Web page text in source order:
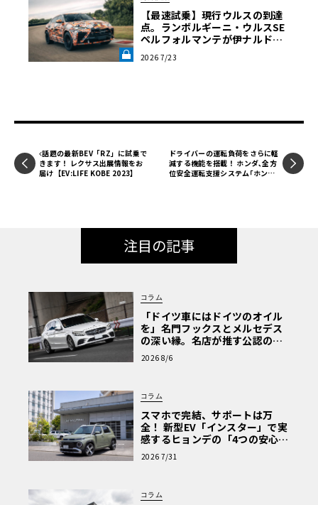
【最速試乗】現行ウルスの到達
点。ランボルギーニ・ウルスSE
ペルフォルマンテが伊ナルドで
《LE VOLANT LAB》
2026 7/23
話題の最新BEV「RZ」に試乗で
きます！ レクサス出展情報をお
届け【EV:LIFE KOBE 2023】
ドライバーの運転負荷をさらに軽
減する機能を搭載！ ホンダ､全方
位安全運転支援システム｢ホンダ
注目の記事
コラム
「ドイツ車にはドイツのオイル
を」名門フックスとメルセデス
の深い縁。名店が推す公認の安
心と、Cクラスで味わうシルキー
な走り〈PR〉
2026 8/6
コラム
スマホで完結、サポートは万
全！ 新型EV「インスター」で実
感するヒョンデの「4つの安心」
【第1回・ヒョンデ6つの疑問：
Why? Hyundai?】〈PR〉
2026 7/31
コラム